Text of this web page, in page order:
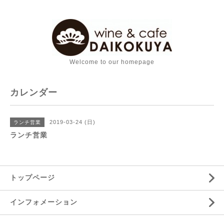
Welcome to our homepage
カレンダー
ランチ営業 2019-03-24 (日)
ランチ営業
トップページ
インフォメーション